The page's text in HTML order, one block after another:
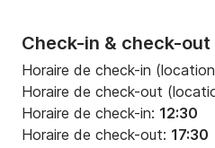
Check-in & check-out
Horaire de check-in
Horaire de check-out
Horaire de check-in: 12:30
Horaire de check-out: 17:30